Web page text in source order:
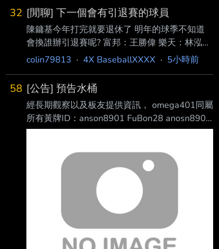
及金額， 仍對外謊 稱李姓掮客是上海復星公司
大股東。 ..導致慈濟基金會人員因急於購買BNT
疫苗， 誤信 他們具有採購BNT疫苗能力， 因而
支付新台幣10億 6198萬1295元給陳姓律師名
下鈺達企業管理顧問公 司。 結論: 檢調查扣銀行
帳戶 房子 汽車 現金 及黃金 超過10億與詐騙的
顧問費相符 https://www.cna.c
32 [閒聊] 下一個會有引退賽的球員
陳鏞基今年打完就要退休了 明年的球季不知道
會換誰辦引退賽呢? 富邦：王勝偉 樂天：林泓
育、林智平 兄弟：張志豪、李振昌 統一：王鏡
吧? -- 余德龍要到2028才會滿40歲 除非他決定
要退了 兄弟這兩位明年就要滿40歲 另外那三位
已經40歲以上了 今年剛滿40 王勝偉出賽機會變
少了，他遲早還是會退 台鋼這兩位應該還沒有
colin79813 · 4X BaseballXXXX · 5小時前
58 [公告] 預告水桶
經長期觀察以及板友提供資訊， omega401同屬
所有黃牌ID：anson8901 FuBon28 anosn8901
mica8901 Bond8520 全部視為同一人。 6個帳
2023.02.18~2026.08.06之間，已執行完畢水
桶及G4累犯不計，累犯共計14次。 重新計算
後，水桶日數調整為 99,328,800 天，並且全數
重計入桶。 另因PTT於8/8維護後更新水桶系統
上限，本水桶將於8/8維護後執行。 計算流程：
https://i.meee.com